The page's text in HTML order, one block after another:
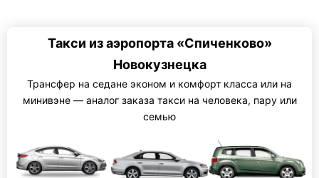
Такси из аэропорта «Спиченково»
Новокузнецка
Трансфер на седане эконом и комфорт класса или на
минивэне — аналог заказа такси на человека, пару или
семью